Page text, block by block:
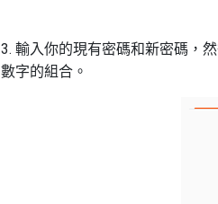
3. 輸入你的現有密碼和新密碼，
數字的組合。